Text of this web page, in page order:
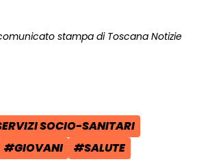
stampa di Toscana Notizie
Facebook - apre
su X - apre una
il link e condividi -
SOCIO-SANITARI
TAG:
#GIOVANI TAG:
#SALUTE